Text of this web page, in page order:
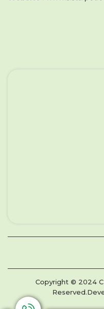
Copyright © 2024